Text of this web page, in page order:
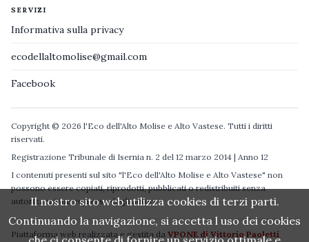
SERVIZI
Informativa sulla privacy
ecodellaltomolise@gmail.com
Facebook
Copyright © 2026 l'Eco dell'Alto Molise e Alto Vastese. Tutti i diritti
riservati.
Registrazione Tribunale di Isernia n. 2 del 12 marzo 2014 | Anno 12
I contenuti presenti sul sito "l'Eco dell'Alto Molise e Alto Vastese" non
possono essere copiati, riprodotti, pubblicati o redistribuiti senza
autorizzazione espressa degli autori.
Piattaforma web realizzata e gestita da VPONE di Vittorio Paoletti
Il nostro sito web utilizza cookies di terzi parti.
Continuando la navigazione, si accetta l uso dei cookies